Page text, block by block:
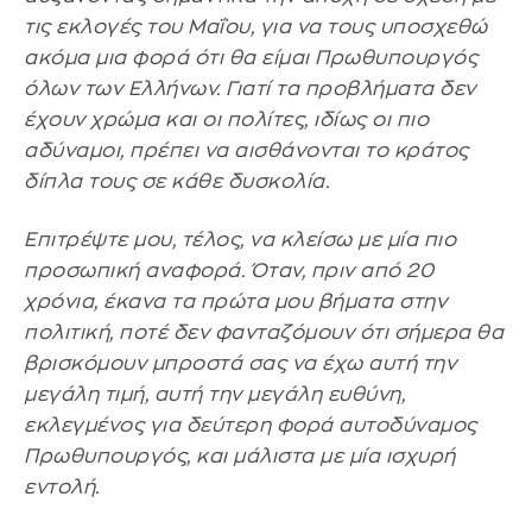
τις εκλογές του Μαΐου, για να τους υποσχεθώ
ακόμα μια φορά ότι θα είμαι Πρωθυπουργός
όλων των Ελλήνων. Γιατί τα προβλήματα δεν
έχουν χρώμα και οι πολίτες, ιδίως οι πιο
αδύναμοι, πρέπει να αισθάνονται το κράτος
δίπλα τους σε κάθε δυσκολία.
Επιτρέψτε μου, τέλος, να κλείσω με μία πιο
προσωπική αναφορά. Όταν, πριν από 20
χρόνια, έκανα τα πρώτα μου βήματα στην
πολιτική, ποτέ δεν φανταζόμουν ότι σήμερα θα
βρισκόμουν μπροστά σας να έχω αυτή την
μεγάλη τιμή, αυτή την μεγάλη ευθύνη,
εκλεγμένος για δεύτερη φορά αυτοδύναμος
Πρωθυπουργός, και μάλιστα με μία ισχυρή
εντολή.